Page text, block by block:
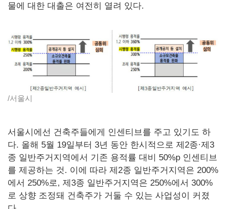
물에 대한 대출은 여전히 열려 있다.
/서울시
서울시에선 건축주들에게 인센티브를 주고 있기도 하
다. 올해 5월 19일부터 3년 동안 한시적으로 제2종·제3
종 일반주거지역에서 기존 용적률 대비 50%p 인센티브
를 제공하는 것. 이에 따라 제2종 일반주거지역은 200%
에서 250%로, 제3종 일반주거지역은 250%에서 300%
로 상향 조정돼 건축주가 거둘 수 있는 사업성이 커졌